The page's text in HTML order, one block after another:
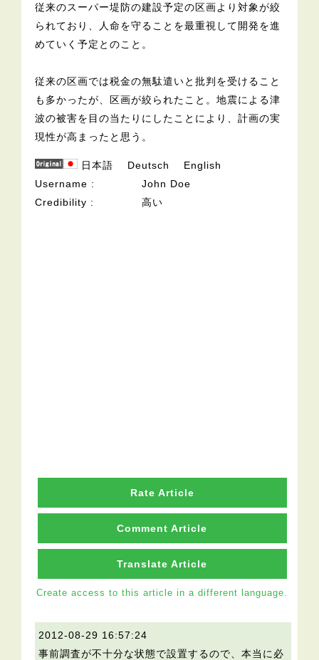
従来のスーパー堤防の建設予定の区画より対象が絞
られており、人命を守ることを最重視して開発を進
めていく予定とのこと。
従来の区画では税金の無駄遣いと批判を受けること
も多かったが、区画が絞られたこと。地震による津
波の被害を目の当たりにしたことにより、計画の実
現性が高まったと思う。
日本語 Deutsch
English
Username
John Doe
Credibility
高い
Rate Article
Comment Article
Translate Article
Create access to this article in a different language.
2012-08-29 16:57:24
事前調査が不十分な状態で設置するので、本当に必